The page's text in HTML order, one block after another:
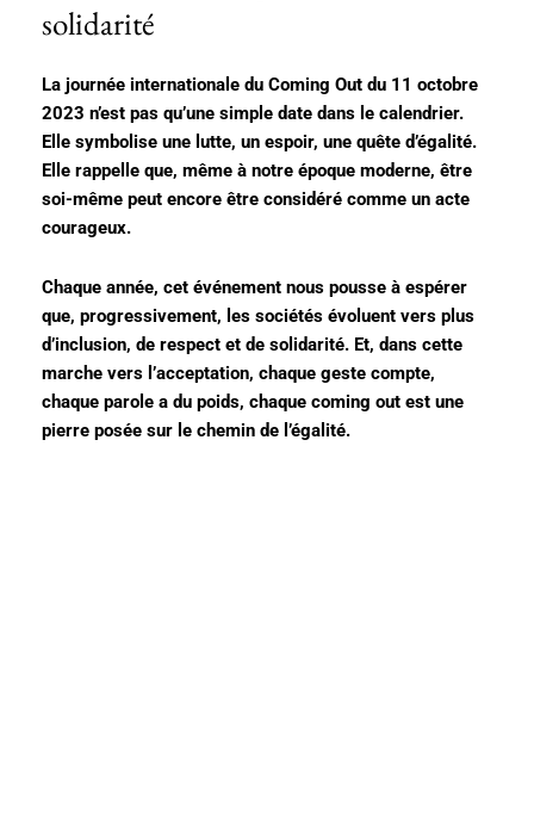
solidarité
La journée internationale du Coming Out du 11 octobre
2023 n’est pas qu’une simple date dans le calendrier.
Elle symbolise une lutte, un espoir, une quête d’égalité.
Elle rappelle que, même à notre époque moderne, être
soi-même peut encore être considéré comme un acte
courageux.
Chaque année, cet événement nous pousse à espérer
que, progressivement, les sociétés évoluent vers plus
d’inclusion, de respect et de solidarité. Et, dans cette
marche vers l’acceptation, chaque geste compte,
chaque parole a du poids, chaque coming out est une
pierre posée sur le chemin de l’égalité.